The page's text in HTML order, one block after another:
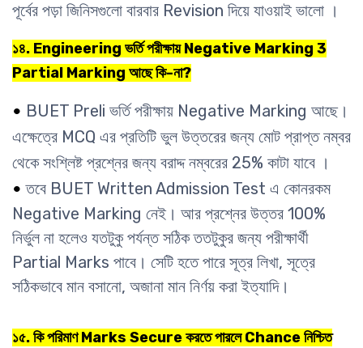
পূর্বের পড়া জিনিসগুলো বারবার Revision দিয়ে যাওয়াই ভালো ।
১৪. Engineering ভর্তি পরীক্ষায় Negative Marking 3
Partial Marking আছে কি-না?
• BUET Preli ভর্তি পরীক্ষায় Negative Marking আছে।
এক্ষেত্রে MCQ এর প্রতিটি ভুল উত্তরের জন্য মোট প্রাপ্ত নম্বর
থেকে সংশ্লিষ্ট প্রশ্নের জন্য বরাদ্দ নম্বরের 25% কাটা যাবে ।
•তবে BUET Written Admission Test এ কোনরকম
Negative Marking নেই। আর প্রশ্নের উত্তর 100%
নির্ভুল না হলেও যতটুকু পর্যন্ত সঠিক ততটুকুর জন্য পরীক্ষার্থী
Partial Marks পাবে। সেটি হতে পারে সূত্র লিখা, সূত্রে
সঠিকভাবে মান বসানো, অজানা মান নির্ণয় করা ইত্যাদি।
১৫. কি পরিমাণ Marks Secure করতে পারলে Chance নিশ্চিত